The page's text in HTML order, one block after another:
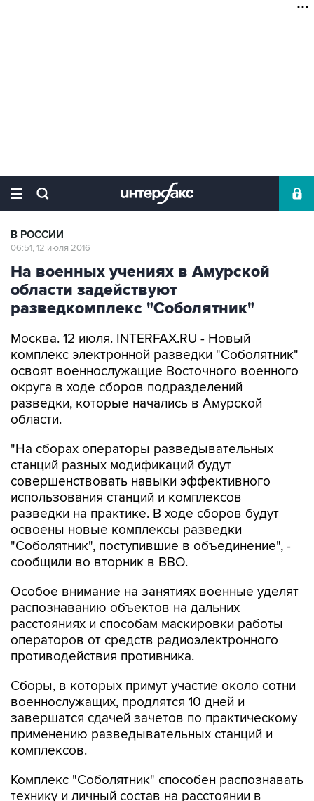
В РОССИИ
06:51, 12 июля 2016
На военных учениях в Амурской
области задействуют
разведкомплекс "Соболятник"
Москва. 12 июля. INTERFAX.RU - Новый
комплекс электронной разведки "Соболятник"
освоят военнослужащие Восточного военного
округа в ходе сборов подразделений
разведки, которые начались в Амурской
области.
"На сборах операторы разведывательных
станций разных модификаций будут
совершенствовать навыки эффективного
использования станций и комплексов
разведки на практике. В ходе сборов будут
освоены новые комплексы разведки
"Соболятник", поступившие в объединение", -
сообщили во вторник в ВВО.
Особое внимание на занятиях военные уделят
распознаванию объектов на дальних
расстояниях и способам маскировки работы
операторов от средств радиоэлектронного
противодействия противника.
Сборы, в которых примут участие около сотни
военнослужащих, продлятся 10 дней и
завершатся сдачей зачетов по практическому
применению разведывательных станций и
комплексов.
Комплекс "Соболятник" способен распознавать
технику и личный состав на расстоянии в